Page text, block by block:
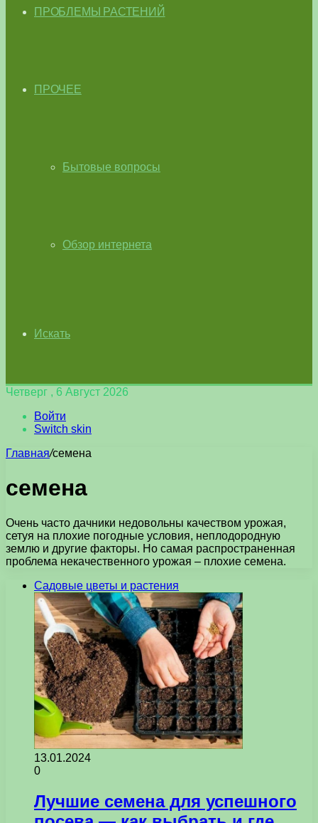
ПРОБЛЕМЫ РАСТЕНИЙ
ПРОЧЕЕ
Бытовые вопросы
Обзор интернета
Искать
Четверг , 6 Август 2026
Войти
Switch skin
Главная/семена
семена
Очень часто дачники недовольны качеством урожая,
сетуя на плохие погодные условия, неплодородную
землю и другие факторы. Но самая распространенная
проблема некачественного урожая – плохие семена.
Садовые цветы и растения
13.01.2024
0
Лучшие семена для успешного